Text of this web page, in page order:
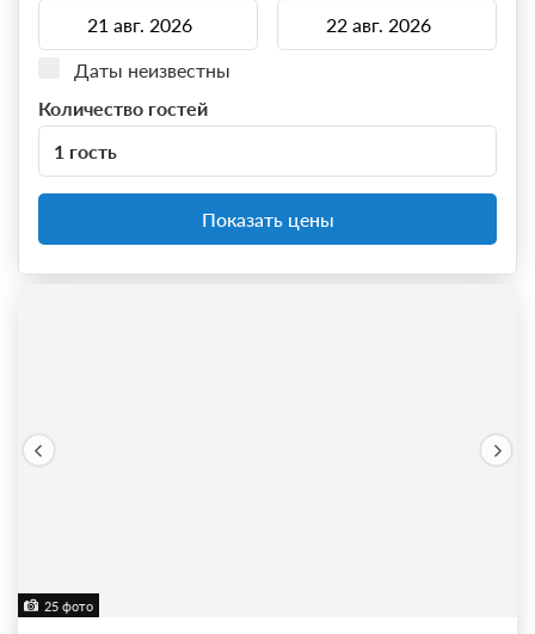
Даты неизвестны
Количество гостей
1 гость
Показать цены
25 фото